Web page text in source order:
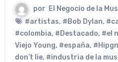
por El Negocio de la
#artistas, #Bob Dylan,
#colombia, #Destacado, #el
Viejo Young, #españa,
don’t lie, #industria de la